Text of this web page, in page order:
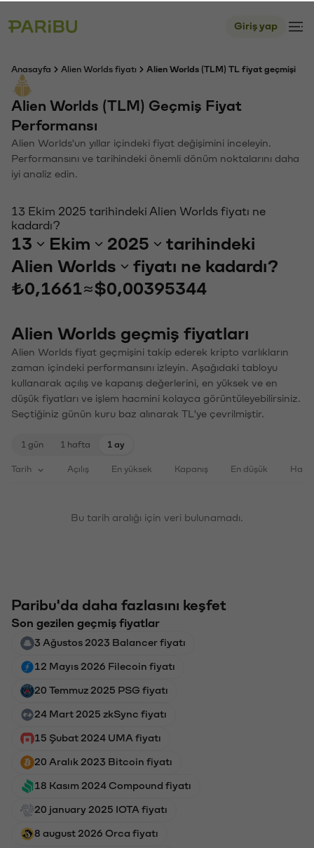
Giriş yap
Anasayfa Alien Worlds fiyatı Alien Worlds (TLM) TL fiyat geçmişi
Alien Worlds (TLM) Geçmiş Fiyat
Performansı
Alien Worlds'un yıllar içindeki fiyat değişimini inceleyin.
Performansını ve tarihindeki önemli dönüm noktalarını daha
iyi analiz edin.
13 Ekim 2025 tarihindeki Alien Worlds fiyatı ne
kadardı?
13 Ekim 2025
tarihindeki
Alien Worlds
fiyatı ne kadardı?
₺0,1661 ≈$0,00395344
Alien Worlds geçmiş fiyatları
Alien Worlds fiyat geçmişini takip ederek kripto varlıkların
zaman içindeki performansını izleyin. Aşağıdaki tabloyu
kullanarak açılış ve kapanış değerlerini, en yüksek ve en
düşük fiyatları ve işlem hacmini kolayca görüntüleyebilirsiniz.
Seçtiğiniz günün kuru baz alınarak TL'ye çevrilmiştir.
1 gün 1 hafta 1 ay
Tarih Açılış En yüksek Kapanış En düşük
Bu tarih aralığı için veri bulunamadı.
Paribu'da daha fazlasını keşfet
Son gezilen geçmiş fiyatlar
3 Ağustos 2023 Balancer fiyatı
12 Mayıs 2026 Filecoin fiyatı
20 Temmuz 2025 PSG fiyatı
24 Mart 2025 zkSync fiyatı
15 Şubat 2024 UMA fiyatı
20 Aralık 2023 Bitcoin fiyatı
18 Kasım 2024 Compound fiyatı
20 january 2025 IOTA fiyatı
8 august 2026 Orca fiyatı